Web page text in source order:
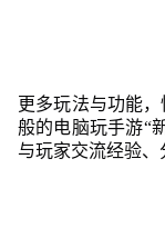
更多玩法与功能
般的电脑玩手游“
与玩家交流经验、